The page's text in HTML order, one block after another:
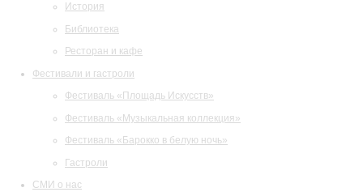
История
Библиотека
Ресторан и кафе
Фестивали и гастроли
Фестиваль «Площадь Искусств»
Фестиваль «Музыкальная коллекция»
Фестиваль «Барокко в белую ночь»
Гастроли
СМИ о нас